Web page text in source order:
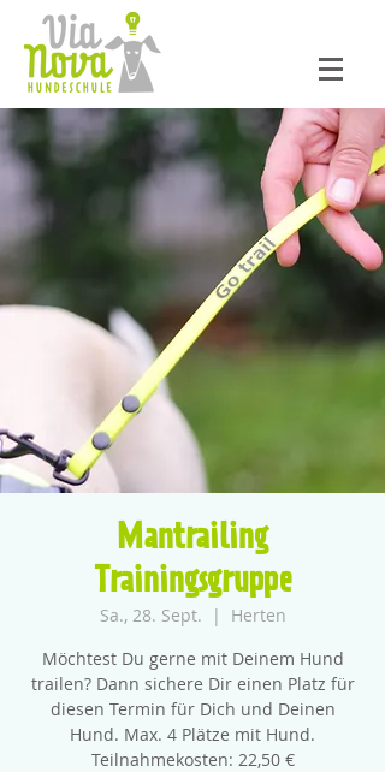
Mantrailing
Trainingsgruppe
Sa., 28. Sept.
  |
Herten
Möchtest Du gerne mit Deinem Hund
trailen? Dann sichere Dir einen Platz für
diesen Termin für Dich und Deinen
Hund. Max. 4 Plätze mit Hund.
Teilnahmekosten: 22,50 €